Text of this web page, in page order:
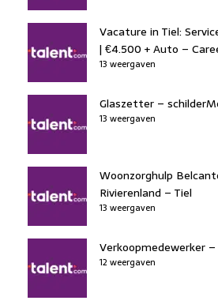
Vacature in Tiel:
| €4.500 + Auto –
13 weergaven
Glaszetter –
13 weergaven
Woonzorghulp
Rivierenland – Tiel
13 weergaven
Verkoopmedewerker
12 weergaven